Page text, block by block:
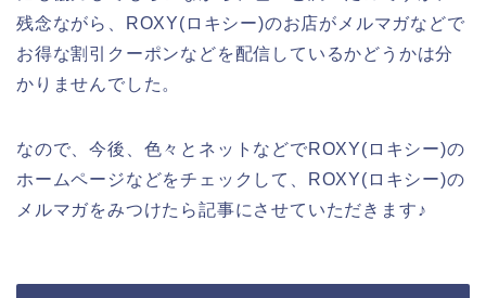
残念ながら、ROXY(ロキシー)のお店がメルマガなどで
お得な割引クーポンなどを配信しているかどうかは分
かりませんでした。
なので、今後、色々とネットなどでROXY(ロキシー)の
ホームページなどをチェックして、ROXY(ロキシー)の
メルマガをみつけたら記事にさせていただきます♪